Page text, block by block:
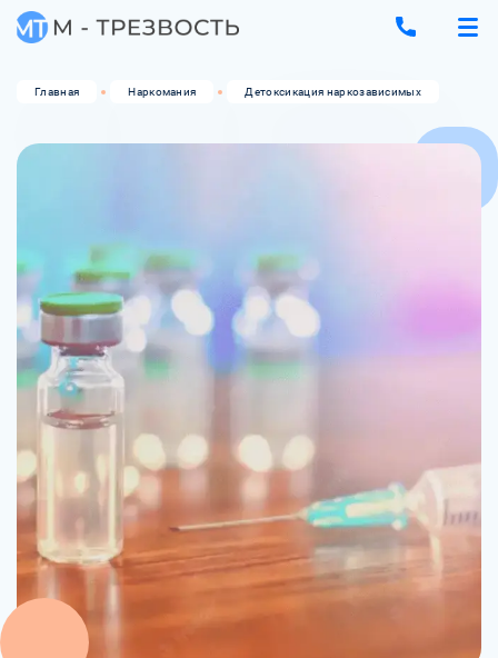
Главная Наркомания Детоксикация наркозависимых